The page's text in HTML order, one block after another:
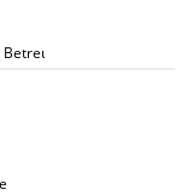
§45 SGB